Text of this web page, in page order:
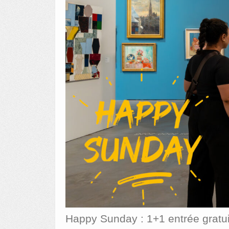
Happy Sunday : 1+1 entrée